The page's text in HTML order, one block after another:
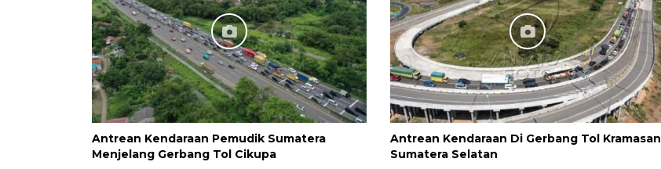
Antrean Kendaraan Pemudik Sumatera
Menjelang Gerbang Tol Cikupa
Antrean Kendaraan Di Gerbang Tol Kramasan
Sumatera Selatan